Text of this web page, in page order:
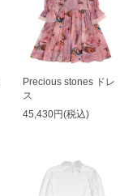
Precious stones ドレ
ス
45,430円(税込)